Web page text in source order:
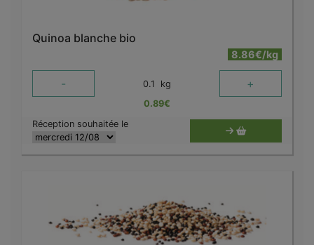
Quinoa blanche bio
8.86€/kg
- 0.1 kg +
0.89€
Réception souhaitée le